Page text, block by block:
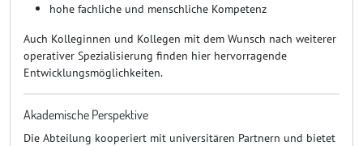
hohe fachliche und menschliche Kompetenz
Auch Kolleginnen und Kollegen mit dem Wunsch nach weiterer
operativer Spezialisierung finden hier hervorragende
Entwicklungsmöglichkeiten.
Akademische Perspektive
Die Abteilung kooperiert mit universitären Partnern und bietet